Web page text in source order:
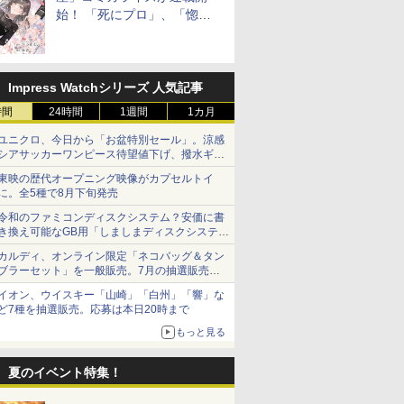
始！ 「死にプロ」、「惚れ
Impress Watchシリーズ 人気記事
24時間 1週間 1カ月
ニクロ、今日から「お盆特別セール」。涼感
アサッカーワンピース待望値下げ、撥水ギア
ョーツは1990円に
映の歴代オープニング映像がカプセルトイ
。全5種で8月下旬発売
和のファミコンディスクシステム？安価に書
換え可能なGB用「しましまディスクシステ
」
ルディ、オンライン限定「ネコバッグ＆タン
ラーセット」を一般販売。7月の抽選販売の
選無効分
オン、ウイスキー「山崎」「白州」「響」な
7種を抽選販売。応募は本日20時まで
もっと見る
夏のイベント特集！